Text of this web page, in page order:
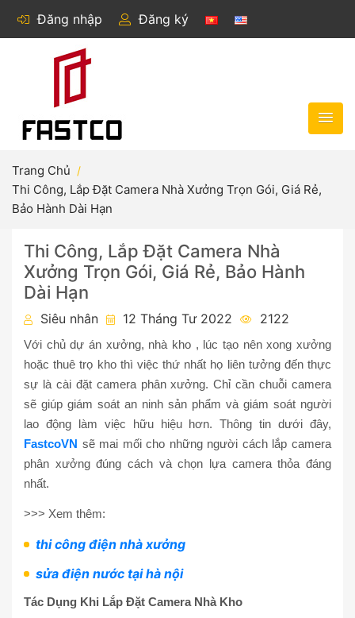
Đăng nhập Đăng ký
Trang Chủ
Thi Công, Lắp Đặt Camera Nhà Xưởng Trọn Gói, Giá Rẻ,
Bảo Hành Dài Hạn
Thi Công, Lắp Đặt Camera Nhà
Xưởng Trọn Gói, Giá Rẻ, Bảo Hành
Dài Hạn
Siêu nhân 12 Tháng Tư 2022 2122
Với chủ dự án xưởng, nhà kho , lúc tạo nên xong xưởng
hoặc thuê trọ kho thì việc thứ nhất họ liên tưởng đến thực
sự là cài đặt camera phân xưởng. Chỉ cần chuỗi camera
sẽ giúp giám soát an ninh sản phẩm và giám soát người
lao động làm việc hữu hiệu hơn. Thông tin dưới đây,
FastcoVN sẽ mai mối cho những người cách lắp camera
phân xưởng đúng cách và chọn lựa camera thỏa đáng
nhất.
>>> Xem thêm:
thi công điện nhà xưởng
sửa điện nước tại hà nội
Tác Dụng Khi Lắp Đặt Camera Nhà Kho